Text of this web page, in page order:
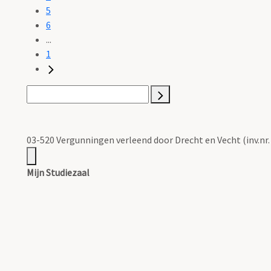
5
6
...
1
03-520 Vergunningen verleend door Drecht en Vecht (inv.nr.
Mijn Studiezaal